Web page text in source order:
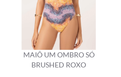
MAIÔ UM OMBRO SÓ
BRUSHED ROXO